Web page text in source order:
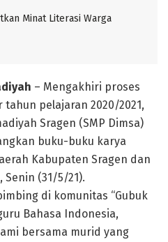
Minat Literasi Warga
– Mengakhiri proses
pelajaran 2020/2021,
Sragen (SMP Dimsa)
buku-buku karya
Kabupaten Sragen dan
Senin (31/5/21).
di komunitas “Gubuk
Bahasa Indonesia,
bersama murid yang